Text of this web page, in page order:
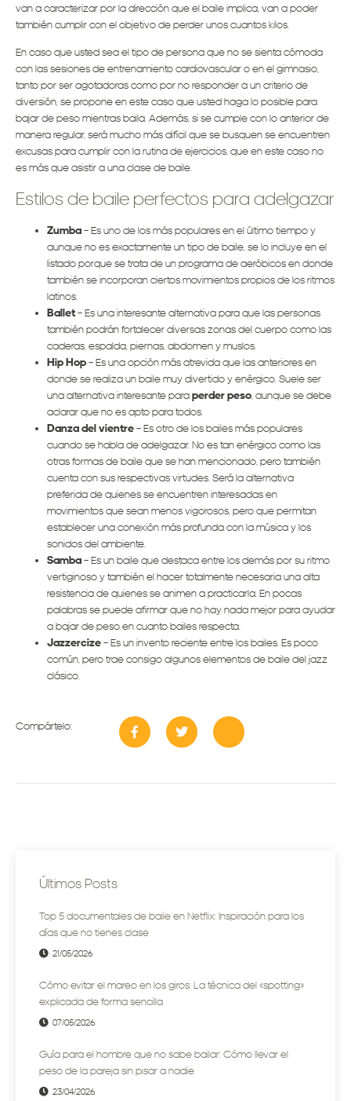
van a caracterizar por la dirección que el baile implica, van a poder
también cumplir con el objetivo de perder unos cuantos kilos.
En caso que usted sea el tipo de persona que no se sienta cómoda
con las sesiones de entrenamiento cardiovascular o en el gimnasio,
tanto por ser agotadoras como por no responder a un criterio de
diversión, se propone en este caso que usted haga lo posible para
bajar de peso mientras baila. Además, si se cumple con lo anterior de
manera regular, será mucho más difícil que se busquen se encuentren
excusas para cumplir con la rutina de ejercicios, que en este caso no
es más que asistir a una clase de baile.
Estilos de baile perfectos para adelgazar
Zumba– Es uno de los más populares en el último tiempo y
aunque no es exactamente un tipo de baile, se lo incluye en el
listado porque se trata de un programa de aeróbicos en donde
también se incorporan ciertos movimientos propios de los ritmos
latinos.
Ballet– Es una interesante alternativa para que las personas
también podrán fortalecer diversas zonas del cuerpo como las
caderas, espalda, piernas, abdomen y muslos.
Hip Hop– Es una opción más atrevida que las anteriores en
donde se realiza un baile muy divertido y enérgico. Suele ser
una alternativa interesante paraperder peso , aunque se debe
aclarar que no es apto para todos.
Danza del vientre– Es otro de los bailes más populares
cuando se habla de adelgazar. No es tan enérgico como las
otras formas de baile que se han mencionado, pero también
cuenta con sus respectivas virtudes. Será la alternativa
preferida de quienes se encuentren interesadas en
movimientos que sean menos vigorosos, pero que permitan
establecer una conexión más profunda con la música y los
sonidos del ambiente.
Samba– Es un baile que destaca entre los demás por su ritmo
vertiginoso y también el hacer totalmente necesaria una alta
resistencia de quienes se animen a practicarla. En pocas
palabras se puede afirmar que no hay nada mejor para ayudar
a bajar de peso en cuanto bailes respecta.
Jazzercize– Es un invento reciente entre los bailes. Es poco
común, pero trae consigo algunos elementos de baile del jazz
clásico.
Compártelo:
Últimos Posts
Top 5 documentales de baile en Netflix: Inspiración para los
días que no tienes clase
21/05/2026
Cómo evitar el mareo en los giros: La técnica del «spotting»
explicada de forma sencilla
07/05/2026
Guía para el hombre que no sabe bailar: Cómo llevar el
peso de la pareja sin pisar a nadie
23/04/2026